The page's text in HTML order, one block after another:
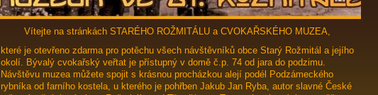
Vítejte na stránkách STARÉHO ROŽMITÁLU a CVOKAŘSKÉHO MUZEA,
které je otevřeno zdarma pro potěchu všech návštěvníků obce Starý Rožmitál a jejího
okolí. Bývalý cvokařský veřtat je přístupný v domě č.p. 74 od jara do podzimu.
Návštěvu muzea můžete spojit s krásnou procházkou alejí podél Podzámeckého
rybníka od farního kostela, u kterého je pohřben Jakub Jan Ryba, autor slavné České